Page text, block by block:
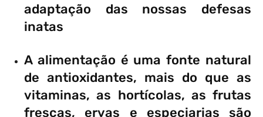
adaptação das nossas defesas
inatas
A alimentação é uma fonte natural
de antioxidantes, mais do que as
vitaminas, as hortícolas, as frutas
frescas, ervas e especiarias são